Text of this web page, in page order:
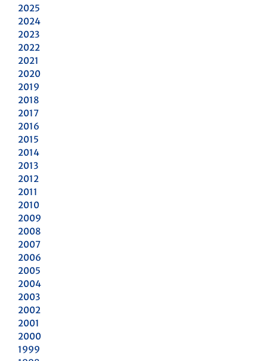
2025
2024
2023
2022
2021
2020
2019
2018
2017
2016
2015
2014
2013
2012
2011
2010
2009
2008
2007
2006
2005
2004
2003
2002
2001
2000
1999